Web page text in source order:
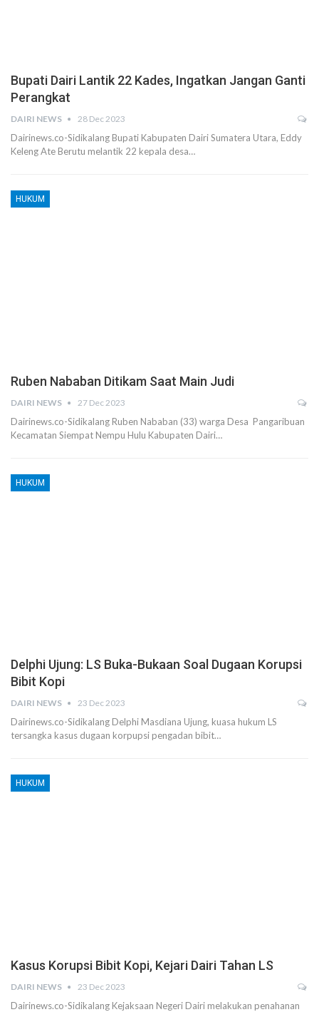
Bupati Dairi Lantik 22 Kades, Ingatkan Jangan Ganti
Perangkat
DAIRI NEWS 28 Dec 2023
Dairinews.co-Sidikalang Bupati Kabupaten Dairi Sumatera Utara, Eddy
Keleng Ate Berutu melantik 22 kepala desa…
HUKUM
Ruben Nababan Ditikam Saat Main Judi
DAIRI NEWS 27 Dec 2023
Dairinews.co-Sidikalang Ruben Nababan (33) warga Desa Pangaribuan
Kecamatan Siempat Nempu Hulu Kabupaten Dairi…
HUKUM
Delphi Ujung: LS Buka-Bukaan Soal Dugaan Korupsi
Bibit Kopi
DAIRI NEWS 23 Dec 2023
Dairinews.co-Sidikalang Delphi Masdiana Ujung, kuasa hukum LS
tersangka kasus dugaan korpupsi pengadan bibit…
HUKUM
Kasus Korupsi Bibit Kopi, Kejari Dairi Tahan LS
DAIRI NEWS 23 Dec 2023
Dairinews.co-Sidikalang Kejaksaan Negeri Dairi melakukan penahanan